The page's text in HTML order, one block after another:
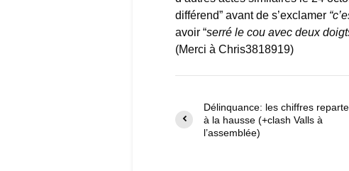
différend” avant de s’exclamer
avoir “serré le cou avec deux
(Merci à Chris3818919)
Délinquance: les chiffres
à la hausse (+clash Valls à
l’assemblée)